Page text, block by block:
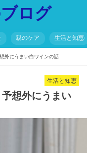
ログ
親のケア 生活と知恵
外にうまい白ワインの話
生活と知恵
想外にうまい